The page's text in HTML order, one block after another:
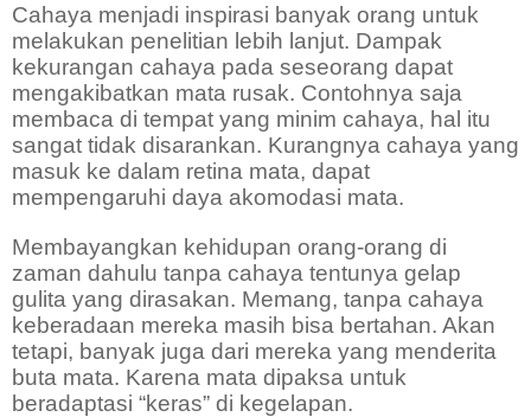
Cahaya menjadi inspirasi banyak orang untuk
melakukan penelitian lebih lanjut. Dampak
kekurangan cahaya pada seseorang dapat
mengakibatkan mata rusak. Contohnya saja
membaca di tempat yang minim cahaya, hal itu
sangat tidak disarankan. Kurangnya cahaya yang
masuk ke dalam retina mata, dapat
mempengaruhi daya akomodasi mata.
Membayangkan kehidupan orang-orang di
zaman dahulu tanpa cahaya tentunya gelap
gulita yang dirasakan. Memang, tanpa cahaya
keberadaan mereka masih bisa bertahan. Akan
tetapi, banyak juga dari mereka yang menderita
buta mata. Karena mata dipaksa untuk
beradaptasi “keras” di kegelapan.